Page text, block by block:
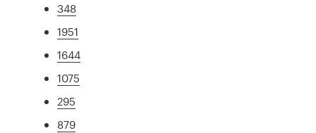
348
1951
1644
1075
295
879